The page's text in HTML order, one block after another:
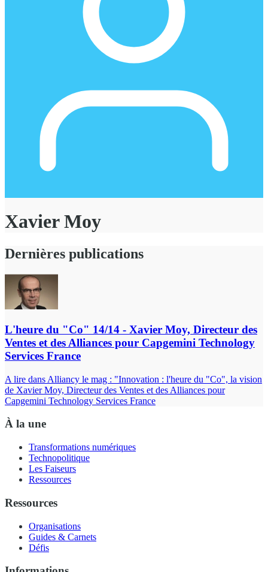
Xavier Moy
Dernières publications
L'heure du "Co" 14/14 - Xavier Moy, Directeur des
Ventes et des Alliances pour Capgemini Technology
Services France
A lire dans Alliancy le mag : "Innovation : l'heure du "Co", la vision
de Xavier Moy, Directeur des Ventes et des Alliances pour
Capgemini Technology Services France
À la une
Transformations numériques
Technopolitique
Les Faiseurs
Ressources
Ressources
Organisations
Guides & Carnets
Défis